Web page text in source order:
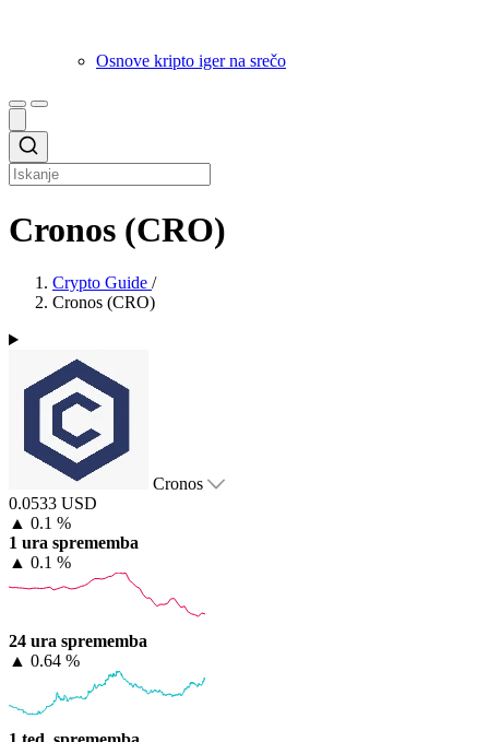
Osnove kripto iger na srečo
Cronos (CRO)
Crypto Guide /
Cronos (CRO)
Cronos
0.0533 USD
▲ 0.1 %
1 ura sprememba
▲ 0.1 %
24 ura sprememba
▲ 0.64 %